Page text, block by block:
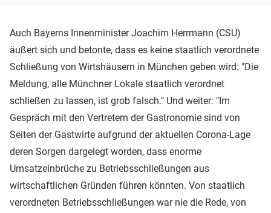
Auch Bayerns Innenminister Joachim Herrmann (CSU)
äußert sich und betonte, dass es keine staatlich verordnete
Schließung von Wirtshäusern in München geben wird: "Die
Meldung, alle Münchner Lokale staatlich verordnet
schließen zu lassen, ist grob falsch." Und weiter: "Im
Gespräch mit den Vertretern der Gastronomie sind von
Seiten der Gastwirte aufgrund der aktuellen Corona-Lage
deren Sorgen dargelegt worden, dass enorme
Umsatzeinbrüche zu Betriebsschließungen aus
wirtschaftlichen Gründen führen könnten. Von staatlich
verordneten Betriebsschließungen war nie die Rede, von